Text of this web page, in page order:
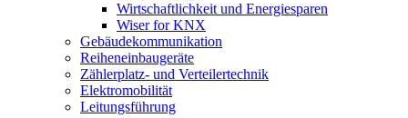
Wirtschaftlichkeit und Energiesparen
Wiser for KNX
Gebäudekommunikation
Reiheneinbaugeräte
Zählerplatz- und Verteilertechnik
Elektromobilität
Leitungsführung